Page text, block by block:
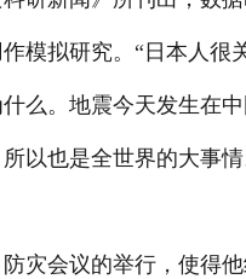
模拟研究。“日本人很
么。地震今天发生在
以也是全世界的大事情
会议的举行，使得他